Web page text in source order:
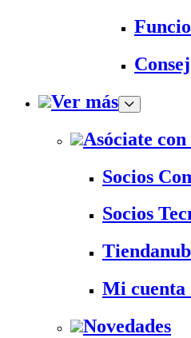
Ver más
Asóciate
Socios
Socios
Mi cuenta
Novedades